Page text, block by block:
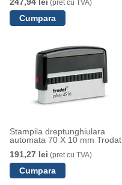
(pret cu TVA)
Stampila dreptunghiulara
automata 70 X 10 mm Trodat
191,27 lei (pret cu TVA)